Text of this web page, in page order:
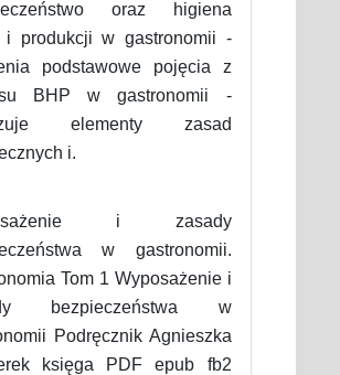
oraz higiena
i produkcji w gastronomii -
podstawowe pojęcia z
BHP w gastronomii -
elementy zasad
i.
i zasady
w gastronomii.
Tom 1 Wyposażenie i
bezpieczeństwa w
Podręcznik Agnieszka
księga PDF epub fb2